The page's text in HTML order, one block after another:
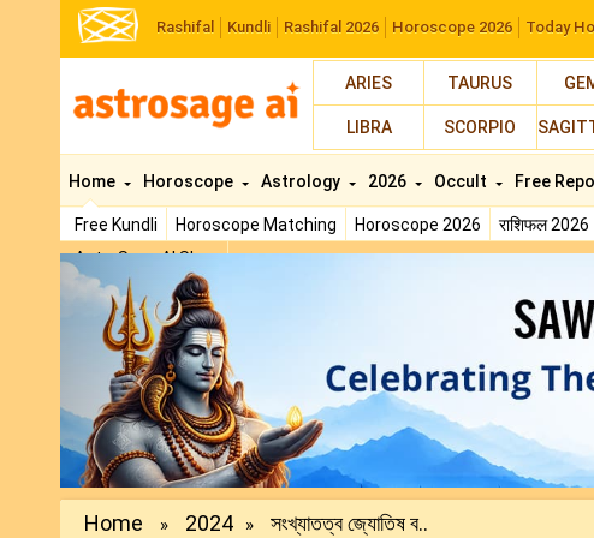
Rashifal Kundli Rashifal 2026 Horoscope 2026 Today
ARIES TAURUS
LIBRA SCORPIO
Home
Free Kundli Horoscope Matching Horoscope 2026 राशिफल 2026
AstroSage AI Shop
Horoscope Astrology 2026 Occult Free
Previous
Home » 2024 » সংখ্যাতত্ব জ্যোতিষ ব..